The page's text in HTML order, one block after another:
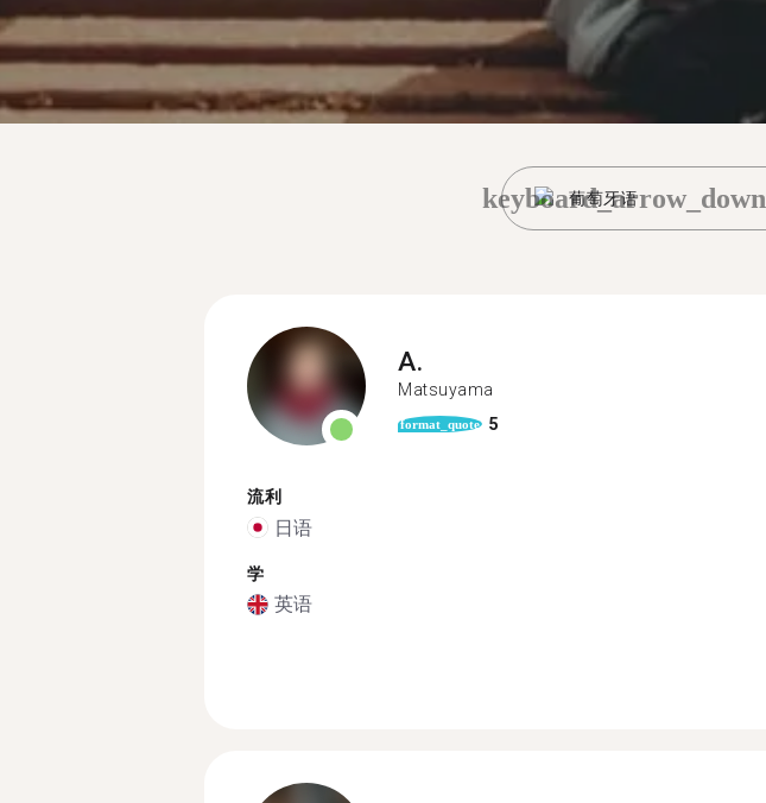
葡萄牙语
keyboard_arrow_down
A.
Matsuyama
format_quote 5
流利
日语
学
英语